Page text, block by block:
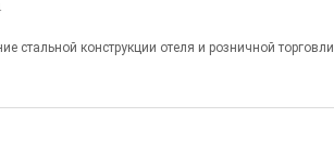
стальной конструкции отеля и розничной торговли